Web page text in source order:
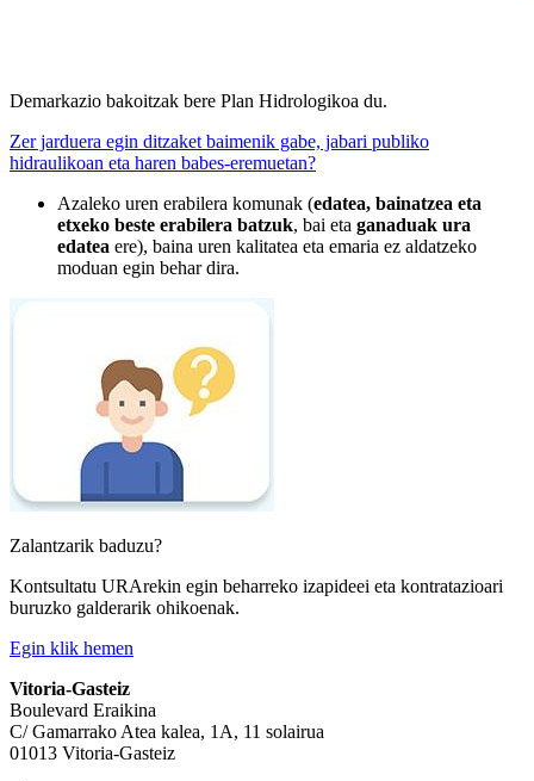
Demarkazio bakoitzak bere Plan Hidrologikoa du.
Zer jarduera egin ditzaket baimenik gabe, jabari publiko
hidraulikoan eta haren babes-eremuetan?
Azaleko uren erabilera komunak (edatea, bainatzea eta
etxeko beste erabilera batzuk, bai eta ganaduak ura
edatea ere), baina uren kalitatea eta emaria ez aldatzeko
moduan egin behar dira.
Zalantzarik baduzu?
Kontsultatu URArekin egin beharreko izapideei eta kontratazioari
buruzko galderarik ohikoenak.
Egin klik hemen
Vitoria-Gasteiz
Boulevard Eraikina
C/ Gamarrako Atea kalea, 1A, 11 solairua
01013 Vitoria-Gasteiz